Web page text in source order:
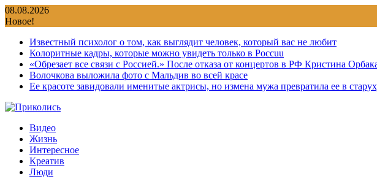
Перейти
к
08.08.2026
Новое!
Известный психолог о том, как выглядит человек, который вас не любит
Колоритные кадры, которые можно увидеть только в Россuu
«Обрезает все связи с Россией.» После отказа от концертов в РФ Кристина
Волочкова выложила фото с Мальдив во всей красе
Ее красоте завидовали именитые актрисы, но измена мужа превратила ее в
Видео
Жизнь
Интересное
Креатив
Люди